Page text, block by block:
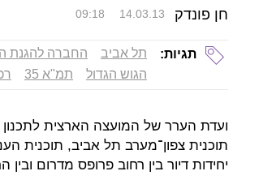
חן פונדק 09:18 14.03.13
תגיות: תל אביב החברה להגנת
הגוש הגדול
תמ"א 35
ועדת הערר של המועצה הארצית לתכנון
יחידות דיור בין רחוב פרופס מדרום ובין